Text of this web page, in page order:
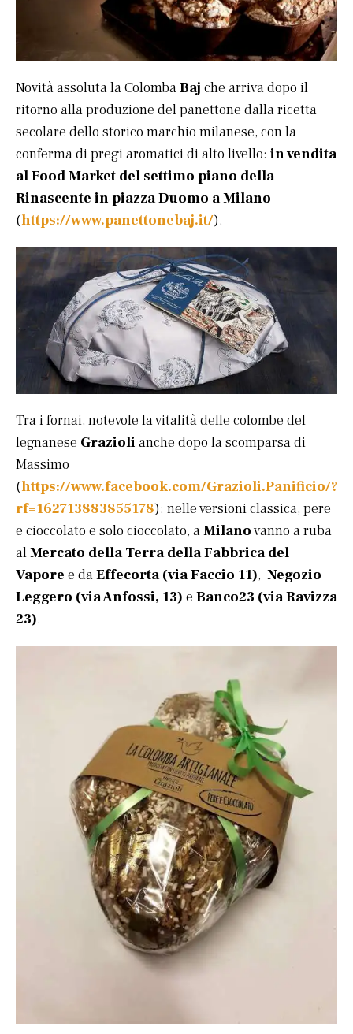
Novità assoluta la ColombaBaj che arriva dopo il
ritorno alla produzione del panettone dalla ricetta
secolare dello storico marchio milanese, con la
conferma di pregi aromatici di alto livello: in vendita
al Food Market del settimo piano della
Rinascente in piazza Duomo a Milano
(https://www.panettonebaj.it/).
Tra i fornai, notevole la vitalità delle colombe del
legnanese Grazioli anche dopo la scomparsa di
Massimo
(https://www.facebook.com/Grazioli.Panificio/?
rf=162713883855178): nelle versioni classica, pere
e cioccolato e solo cioccolato, aMilanovanno a ruba
alMercato della Terra della Fabbrica del
Vapore e daEffecorta (via Faccio 11), Negozio
Leggero (via Anfossi, 13) e Banco23 (via Ravizza
23).